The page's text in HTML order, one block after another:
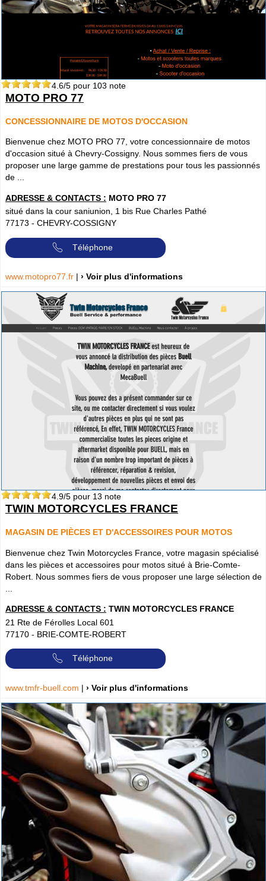
4.6/5 pour 103 note
MOTO PRO 77
CONCESSIONNAIRE DE MOTOS D'OCCASION
Bienvenue chez MOTO PRO 77, votre concessionnaire de motos
d'occasion situé à Chevry-Cossigny. Nous sommes fiers de vous
proposer une large gamme de prestations pour tous les passionnés
de ...
ADRESSE & CONTACTS : MOTO PRO 77
situé dans la cour saniunion, 1 bis Rue Charles Pathé
77173 - CHEVRY-COSSIGNY
Téléphone
www.motopro77.fr | › Voir plus d'informations
4.9/5 pour 13 note
TWIN MOTORCYCLES FRANCE
MAGASIN DE PIÈCES ET D'ACCESSOIRES POUR MOTOS
Bienvenue chez Twin Motorcycles France, votre magasin spécialisé
dans les pièces et accessoires pour motos situé à Brie-Comte-
Robert. Nous sommes fiers de vous proposer une large sélection de
ADRESSE & CONTACTS : TWIN MOTORCYCLES FRANCE
21 Rte de Férolles Local 601
77170 - BRIE-COMTE-ROBERT
Téléphone
www.tmfr-buell.com | › Voir plus d'informations